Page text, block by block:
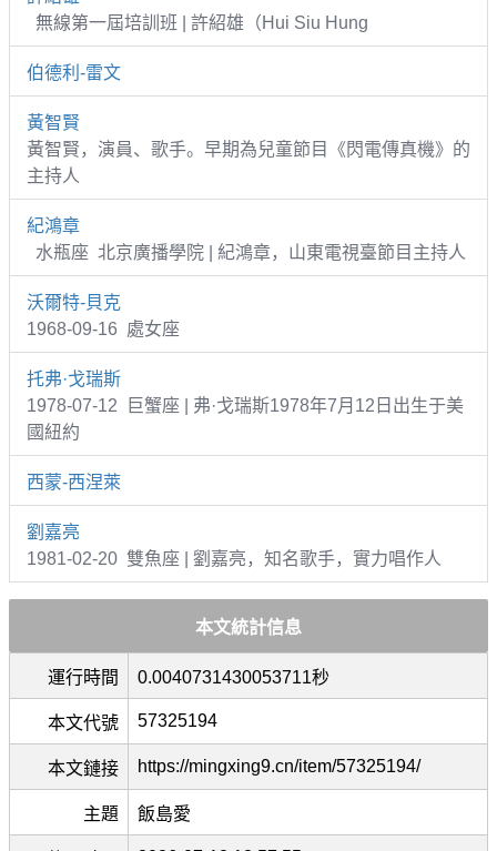
無線第一屆培訓班 | 許紹雄（Hui Siu Hung
伯德利-雷文
黃智賢
黃智賢，演員、歌手。早期為兒童節目《閃電傳真機》的
主持人
紀鴻章
水瓶座 北京廣播學院 | 紀鴻章，山東電視臺節目主持人
沃爾特-貝克
1968-09-16 處女座
托弗·戈瑞斯
1978-07-12 巨蟹座 | 弗·戈瑞斯1978年7月12日出生于美
國紐約
西蒙-西涅萊
劉嘉亮
1981-02-20 雙魚座 | 劉嘉亮，知名歌手，實力唱作人
本文統計信息
運行時間 0.0040731430053711秒
本文代號 57325194
本文鏈接 https://mingxing9.cn/item/57325194/
主題 飯島愛